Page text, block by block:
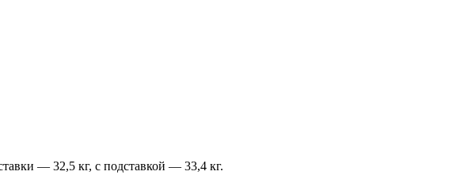
— 32,5 кг, с подставкой — 33,4 кг.